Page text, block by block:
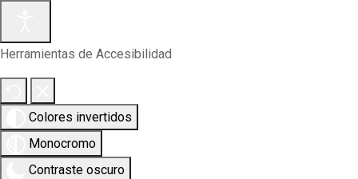
Herramientas de Accesibilidad
Colores invertidos
Monocromo
Contraste oscuro